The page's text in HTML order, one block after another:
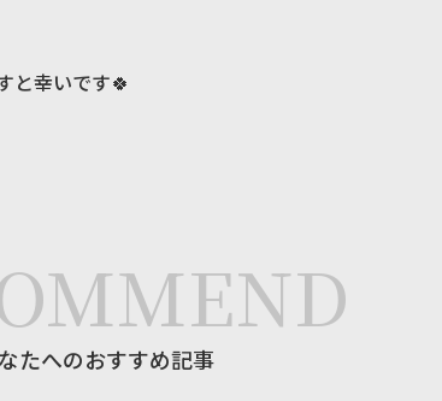
と幸いです🍀
たへのおすすめ記事